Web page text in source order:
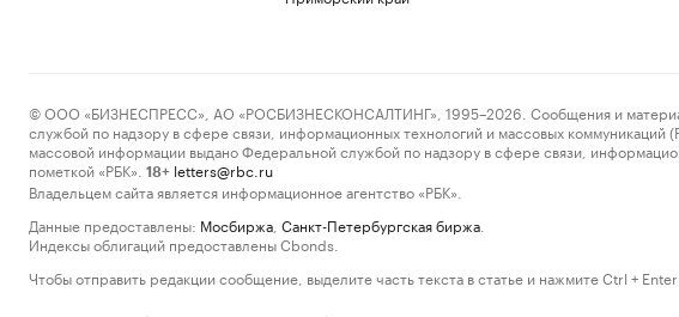
© ООО «БИЗНЕСПРЕСС», АО «РОСБИЗНЕСКОНСАЛТИНГ», 1995–2026. Сообщения и материалы
службой по надзору в сфере связи, информационных технологий и массовых
массовой информации выдано Федеральной службой по надзору в сфере связи,
пометкой «РБК».
18+ letters@rbc.ru
Владельцем сайта является информационное агентство «РБК».
Данные предоставлены: Мосбиржа Санкт-Петербургская биржа
Индексы облигаций предоставлены Cbonds.
Чтобы отправить редакции сообщение, выделите часть текста в статье и нажмите Ctrl + Enter